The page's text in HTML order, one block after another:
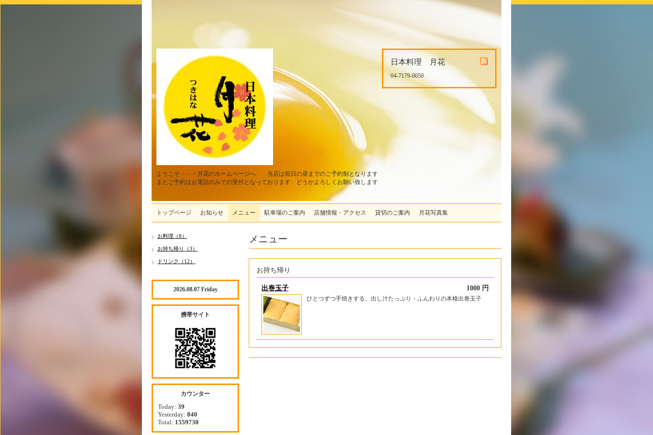
日本料理 月花
04-7179-0050
ようこそ・・・月花のホームページへ 当店は前日の昼までのご予約制となります
またご予約はお電話のみでの受付となっております どうかよろしくお願い致します
トップページ お知らせ メニュー 駐車場のご案内 店舗情報・アクセス 貸切のご案内 月花写真集
メニュー
お持ち帰り
1000 円
出巻玉子
ひとつずつ手焼きする、出し汁たっぷり・ふんわりの本格出巻玉子
お料理（8）
お持ち帰り（3）
ドリンク（12）
2026.08.07 Friday
携帯サイト
カウンター
Today: 39
Yesterday: 840
Total: 1559730